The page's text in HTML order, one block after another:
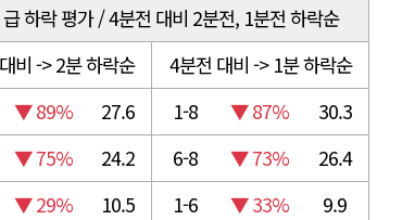
하락 평가 / 4분전 대비 2분전, 1분전 하락순
비 -> 2분 하락순
4분전 대비 -> 1분 하락순
▼ 89% 27.6 1-8 ▼ 87%
30.3
▼ 75% 24.2 6-8 ▼ 73%
26.4
▼ 29% 10.5 1-6 ▼ 33%
9.9